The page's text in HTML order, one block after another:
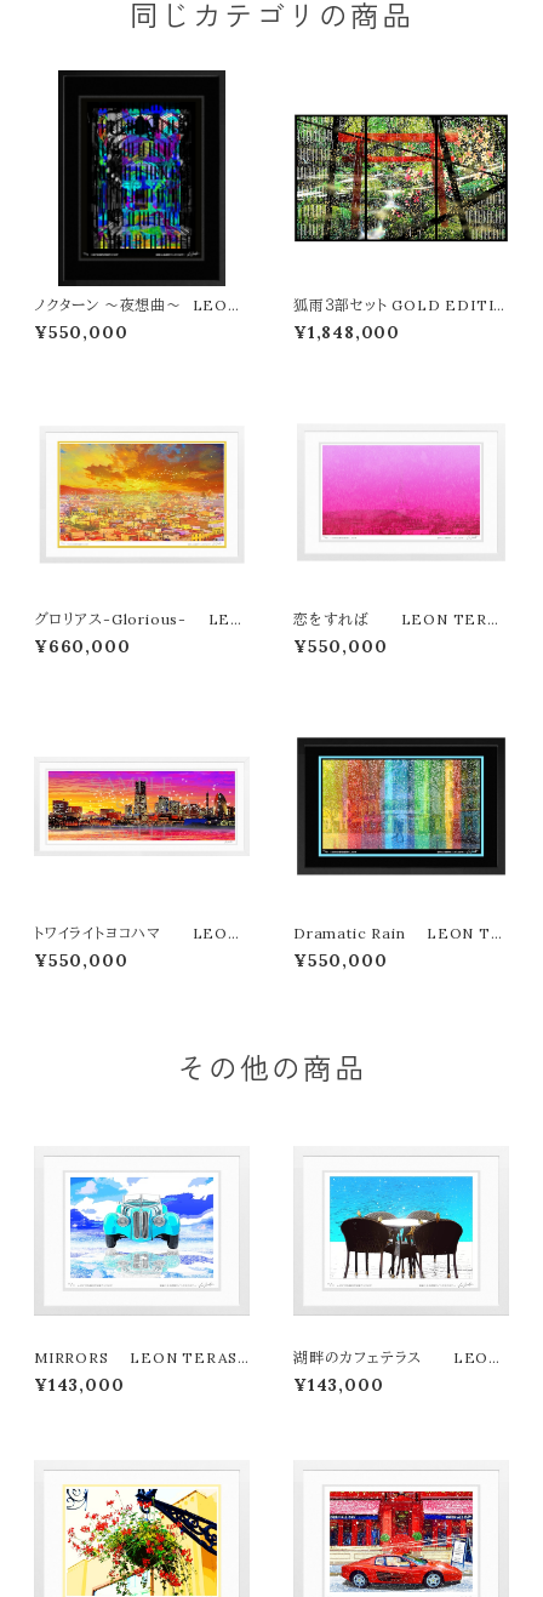
同じカテゴリの商品
ノクターン ～夜想曲～ LEON
TERASHIMA版画作品7作限定
（オンライン限定特典付き作品〉
¥550,000
狐雨３部セット GOLD EDITIO
N LEON TERASHIMA版画
作品11作限定 ウメキタホクシギ
¥1,848,000
グロリアス-Glorious- LEO
N TERASHIMA版画作品３３作
限定（オンライン限定特典付き作
¥660,000
恋をすれば LEON TERAS
HIMA版画作品３３作限定（オン
ライン限定特典付き作品〉
¥550,000
トワイライトヨコハマ LEON
TERASHIMA版画作品77作限
定（オンライン限定特典付き作
¥550,000
Dramatic Rain LEON TE
RASHIMA版画作品３３作限定
（オンライン限定特典付き作品〉
¥550,000
その他の商品
MIRRORS LEON TERASH
IMA版画作品180作限定
¥143,000
湖畔のカフェテラス LEON
TERASHIMA版画作品180作
限定
¥143,000